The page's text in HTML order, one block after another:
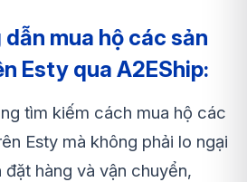
dẫn mua hộ các sản
Esty qua A2EShip:
tìm kiếm cách mua hộ các
Esty mà không phải lo ngại
đặt hàng và vận chuyển,